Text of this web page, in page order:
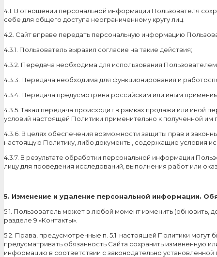
4.1. В отношении персональной информации Пользователя
себе для общего доступа неограниченному кругу лиц.
4.2. Сайт вправе передать персональную информацию
4.3.1. Пользователь выразил согласие на такие действия;
4.3.2. Передача необходима для использования
4.3.3. Передача необходима для функционирования и
4.3.4. Передача предусмотрена российским или иным
4.3.5. Такая передача происходит в рамках продажи или иной
условий настоящей Политики применительно к полученной
4.3.6. В целях обеспечения возможности защиты прав и
настоящую Политику, либо документы, содержащие условия
4.3.7. В результате обработки персональной информации
лицу для проведения исследований, выполнения работ или
5. Изменение и удаление персональной информации.
5.1. Пользователь может в любой момент изменить (обновить,
разделе 9.«Контакты».
5.2. Права, предусмотренные п. 5.1. настоящей Политики
предусматривать обязанность Сайта сохранить измененную
информацию в соответствии с законодательно